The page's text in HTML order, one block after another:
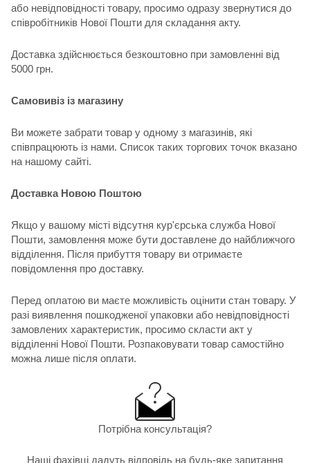
або невідповідності товару, просимо одразу звернутися до
співробітників Нової Пошти для складання акту.
Доставка здійснюється безкоштовно при замовленні від
5000 грн.
Самовивіз із магазину
Ви можете забрати товар у одному з магазинів, які
співпрацюють із нами. Список таких торгових точок вказано
на нашому сайті.
Доставка Новою Поштою
Якщо у вашому місті відсутня кур'єрська служба Нової
Пошти, замовлення може бути доставлене до найближчого
відділення. Після прибуття товару ви отримаєте
повідомлення про доставку.
Перед оплатою ви маєте можливість оцінити стан товару. У
разі виявлення пошкодженої упаковки або невідповідності
замовлених характеристик, просимо скласти акт у
відділенні Нової Пошти. Розпаковувати товар самостійно
можна лише після оплати.
Потрібна консультація?
Наші фахівці дадуть відповідь на будь-яке запитання